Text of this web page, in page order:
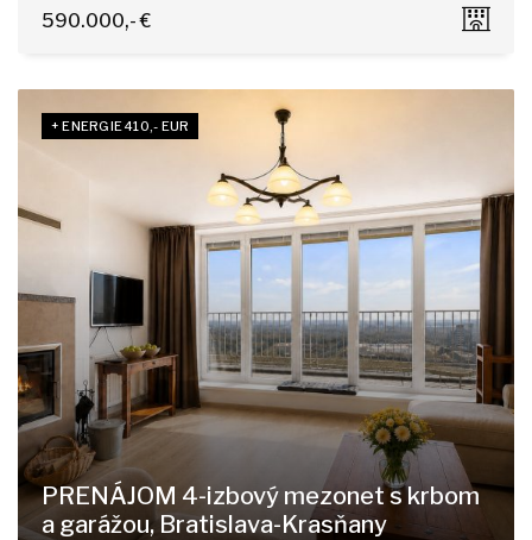
Komárnická, Bratislava - Ružinov
590.000,- €
+ ENERGIE 410,- EUR
PRENÁJOM 4-izbový mezonet s krbom
a garážou, Bratislava-Krasňany